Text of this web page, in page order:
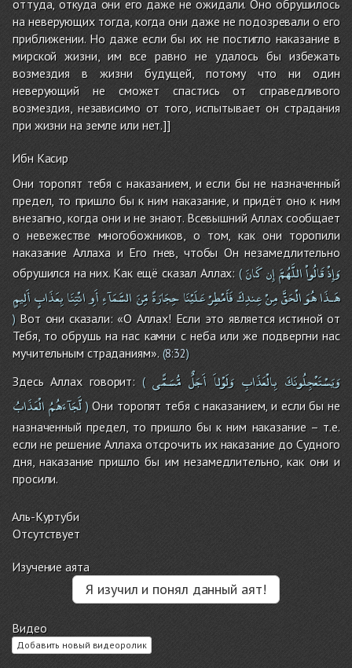
оттуда, откуда они его даже не ожидали. Оно обрушилось
на неверующих тогда, когда они даже не подозревали о его
приближении. Но даже если бы их не постигло наказание в
мирской жизни, им все равно не удалось бы избежать
возмездия в жизни будущей, потому что ни один
неверующий не сможет спастись от справедливого
возмездия, независимо от того, испытывает он страдания
при жизни на земле или нет.]]
Ибн Касир
Они торопят тебя с наказанием, и если бы не назначенный
предел, то пришло бы к ним наказание, и придёт оно к ним
внезапно, когда они и не знают. Всевышний Аллах сообщает
о невежестве многобожников, о том, как они торопили
наказание Аллаха и Его гнев, чтобы Он незамедлительно
обрушился на них. Как ещё сказал Аллах: ( وَإِذْقَالُواْاللَّهُمَّإِنكَانَ
هَـذَاهُوَالْحَقَّمِنْعِندِكَفَأَمْطِرْعَلَيْنَاحِجَارَةًمِّنَالسَّمَآءِأَوِائْتِنَابِعَذَابٍأَلِيمٍ
)Вот они сказали: «О Аллах! Если это является истиной от
Тебя, то обрушь на нас камни с неба или же подвергни нас
мучительным страданиям». (8:32)
Здесь Аллах говорит: ( وَيَسْتَعْجِلُونَكَ بِالْعَذَابِ وَلَوْلاَ أَجَلٌ مُّسَمًّى
لَّجَآءَهُمُالْعَذَابُ )Они торопят тебя с наказанием, и если бы не
назначенный предел, то пришло бы к ним наказание – т.е.
если не решение Аллаха отсрочить их наказание до Судного
дня, наказание пришло бы им незамедлительно, как они и
просили.
Аль-Куртуби
Отсутствует
Изучение аята
Я изучил и понял данный аят!
Видео
Добавить новый видеоролик